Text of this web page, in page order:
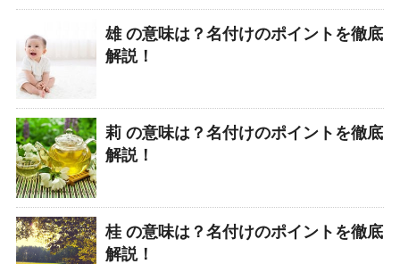
雄 の意味は？名付けのポイントを徹底
解説！
莉 の意味は？名付けのポイントを徹底
解説！
桂 の意味は？名付けのポイントを徹底
解説！